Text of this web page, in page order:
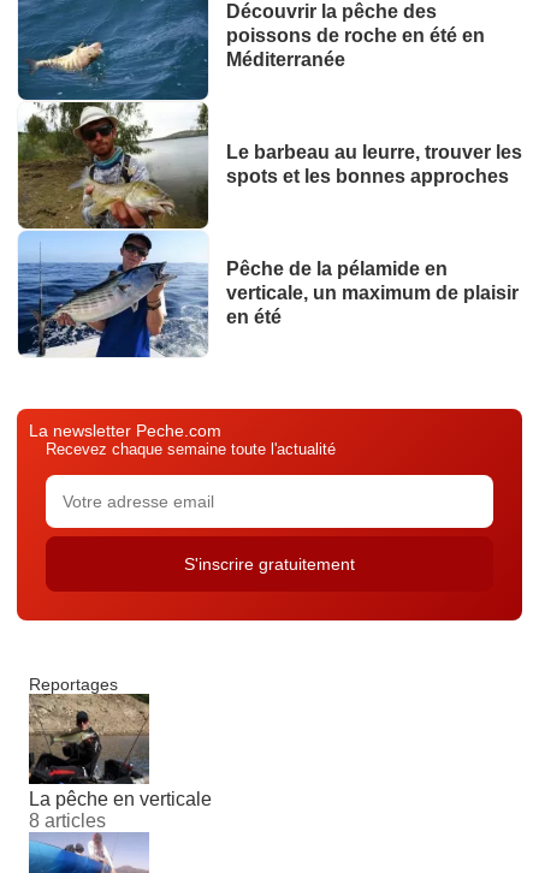
Découvrir la pêche des
poissons de roche en été en
Méditerranée
Le barbeau au leurre, trouver les
spots et les bonnes approches
Pêche de la pélamide en
verticale, un maximum de plaisir
en été
La newsletter Peche.com
Recevez chaque semaine toute l'actualité
Reportages
La pêche en verticale
8 articles